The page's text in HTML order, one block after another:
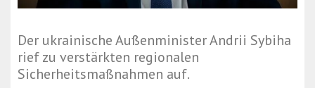
Der ukrainische Außenminister Andrii Sybiha
rief zu verstärkten regionalen
Sicherheitsmaßnahmen auf.